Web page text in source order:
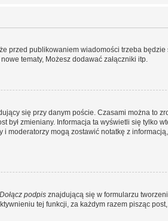
przed publikowaniem wiadomości trzeba będzie
tematy, Możesz dodawać załączniki itp.
się przy danym poście. Czasami można to
był zmieniany. Informacja ta wyświetli się tylko
i moderatorzy mogą zostawić notatkę z informacją,
Dołącz podpis znajdującą się w formularzu
tej funkcji, za każdym razem pisząc post,